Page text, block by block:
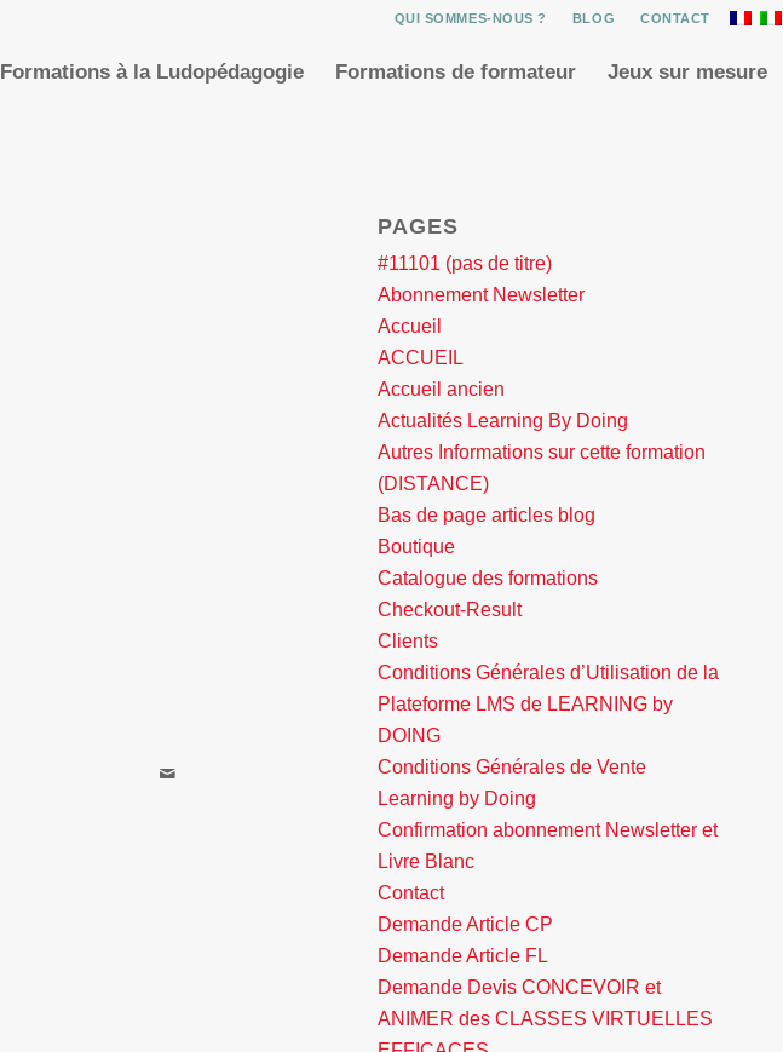
QUI SOMMES-NOUS ? BLOG CONTACT
Formations à la Ludopédagogie Formations de formateur Jeux sur mesure
PAGES
#11101 (pas de titre)
Abonnement Newsletter
Accueil
ACCUEIL
Accueil ancien
Actualités Learning By Doing
Autres Informations sur cette formation
(DISTANCE)
Bas de page articles blog
Boutique
Catalogue des formations
Checkout-Result
Clients
Conditions Générales d’Utilisation de la
Plateforme LMS de LEARNING by
DOING
Conditions Générales de Vente
Learning by Doing
Confirmation abonnement Newsletter et
Livre Blanc
Contact
Demande Article CP
Demande Article FL
Demande Devis CONCEVOIR et
ANIMER des CLASSES VIRTUELLES